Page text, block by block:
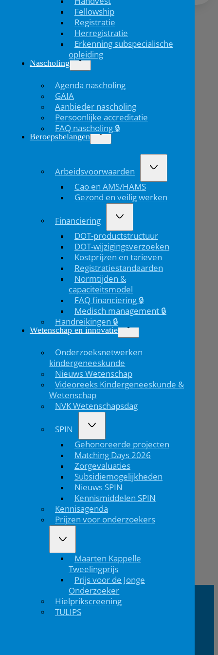
Fellowship
Registratie
Herregistratie
Erkenning subspecialische
opleiding
Nascholing
Agenda nascholing
GAIA
Aanbieder nascholing
Persoonlijke accreditatie
FAQ nascholing 🔒
Beroepsbelangen
Arbeidsvoorwaarden
Cao en AMS/HAMS
Gezond en veilig werken
Financiering
DOT-productstructuur
DOT-wijzigingsverzoeken
Kostprijzen en tarieven
Registratiestandaarden
Normtijden &
capaciteitsmodel
FAQ financiering 🔒
Medisch management 🔒
Handreikingen 🔒
Wetenschap en innovatie
Onderzoeksnetwerken
kindergeneeskunde
Nieuws Wetenschap
Videoreeks Kindergeneeskunde &
Wetenschap
NVK Wetenschapsdag
SPIN
Gehonoreerde projecten
Matching Days 2026
Zorgevaluaties
Subsidiemogelijkheden
Nieuws SPIN
Kennismiddelen SPIN
Kennisagenda
Prijzen voor onderzoekers
Maarten Kappelle
Tweelingprijs
Prijs voor de Jonge
Onderzoeker
Hielprikscreening
TULIPS
NVK Contact